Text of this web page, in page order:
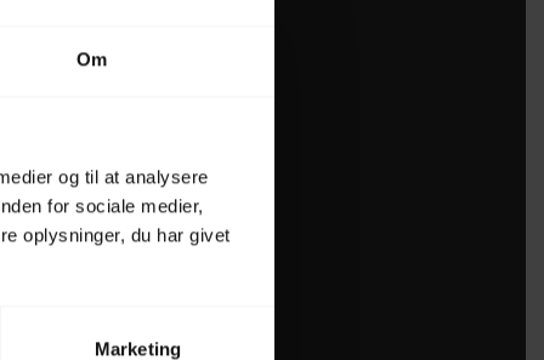
Om
og til at analysere
for sociale medier,
oplysninger, du har givet
Marketing